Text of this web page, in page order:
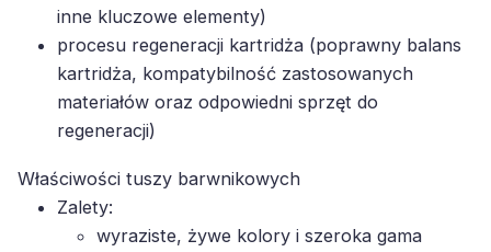
inne kluczowe elementy)
procesu regeneracji kartridża (poprawny balans
kartridża, kompatybilność zastosowanych
materiałów oraz odpowiedni sprzęt do
regeneracji)
Właściwości tuszy barwnikowych
Zalety:
wyraziste, żywe kolory i szeroka gama